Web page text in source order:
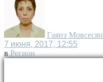
Гаянэ Мовсесян
7 июня, 2017, 12:55
в Регион